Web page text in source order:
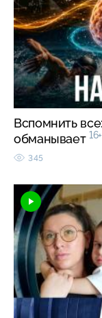
Вспомнить
обманывает 16+
345